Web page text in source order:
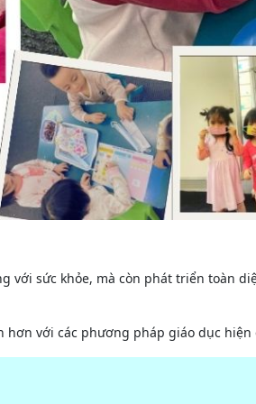
sức khỏe, mà còn phát triển toàn
với các phương pháp giáo dục